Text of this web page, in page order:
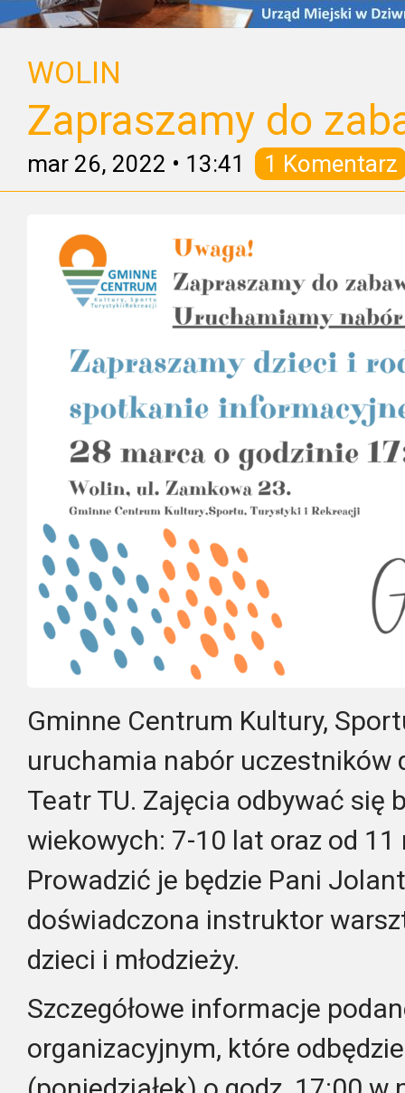
WOLIN
Zapraszamy do
mar 26, 2022 • 13:41 1 Komentarz
Gminne Centrum Kultury,
uruchamia nabór uczestników
Teatr TU. Zajęcia odbywać się
wiekowych: 7-10 lat oraz od 11
Prowadzić je będzie Pani
doświadczona instruktor
dzieci i młodzieży.
Szczegółowe informacje
organizacyjnym, które